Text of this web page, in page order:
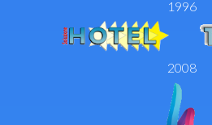
1996
2008